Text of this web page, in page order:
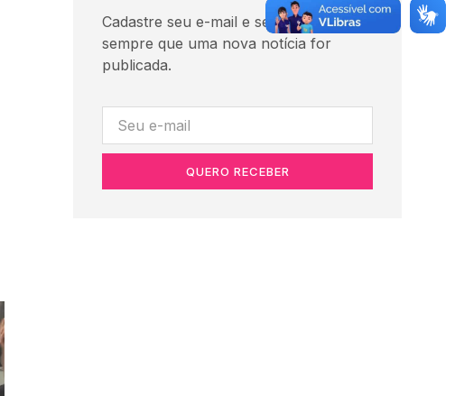
Cadastre seu e-mail e seja avisado
sempre que uma nova notícia for
publicada.
QUERO RECEBER